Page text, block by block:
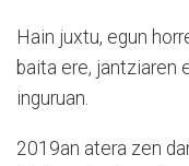
Hain juxtu, egun
baita ere, jantziaren
inguruan.
2019an atera zen